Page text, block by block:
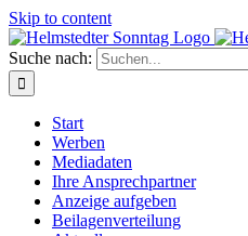
Skip to content
Suche nach:
Start
Werben
Mediadaten
Ihre Ansprechpartner
Anzeige aufgeben
Beilagenverteilung